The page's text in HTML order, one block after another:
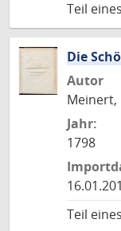
Teil
Die
Autor
Meinert,
Jahr:
1798
Teil